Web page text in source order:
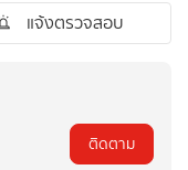
แจ้งตรวจสอบ
ติดตาม